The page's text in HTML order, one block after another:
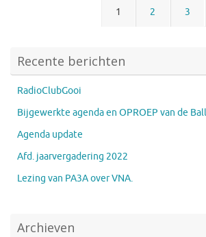
1 2 3
Recente berichten
RadioClubGooi
Bijgewerkte agenda en OPROEP van de
Agenda update
Afd. jaarvergadering 2022
Lezing van PA3A over VNA.
Archieven